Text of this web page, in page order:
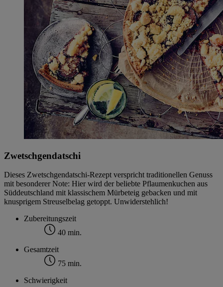
Zwetschgendatschi
Dieses Zwetschgendatschi-Rezept verspricht traditionellen Genuss
mit besonderer Note: Hier wird der beliebte Pflaumenkuchen aus
Süddeutschland mit klassischem Mürbeteig gebacken und mit
knusprigem Streuselbelag getoppt. Unwiderstehlich!
Zubereitungszeit
40 min.
Gesamtzeit
75 min.
Schwierigkeit